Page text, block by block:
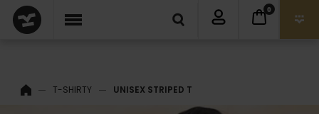
0
T-SHIRTY UNISEX STRIPED T